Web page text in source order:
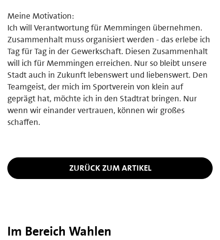
Meine Motivation:
Ich will Verantwortung für Memmingen übernehmen.
Zusammenhalt muss organisiert werden - das erlebe ich
Tag für Tag in der Gewerkschaft. Diesen Zusammenhalt
will ich für Memmingen erreichen. Nur so bleibt unsere
Stadt auch in Zukunft lebenswert und liebenswert. Den
Teamgeist, der mich im Sportverein von klein auf
geprägt hat, möchte ich in den Stadtrat bringen. Nur
wenn wir einander vertrauen, können wir großes
schaffen.
ZURÜCK ZUM ARTIKEL
Im Bereich Wahlen